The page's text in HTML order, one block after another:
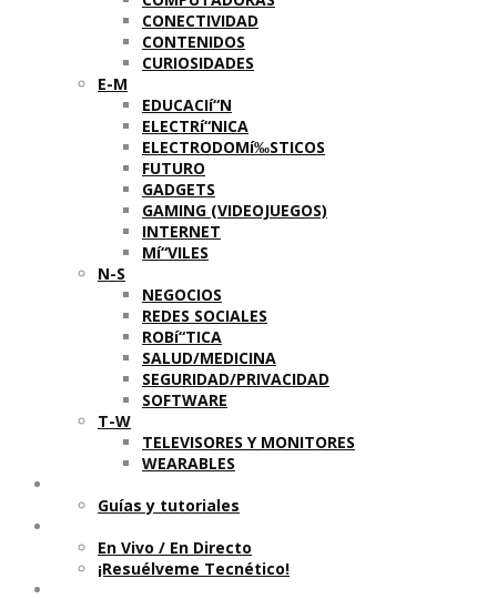
CONECTIVIDAD
CONTENIDOS
CURIOSIDADES
E-M
EDUCACIí“N
ELECTRí“NICA
ELECTRODOMí‰STICOS
FUTURO
GADGETS
GAMING (VIDEOJUEGOS)
INTERNET
Mí“VILES
N-S
NEGOCIOS
REDES SOCIALES
ROBí“TICA
SALUD/MEDICINA
SEGURIDAD/PRIVACIDAD
SOFTWARE
T-W
TELEVISORES Y MONITORES
WEARABLES
Guí­as y tutoriales
En Vivo / En Directo
¡Resuélveme Tecnético!